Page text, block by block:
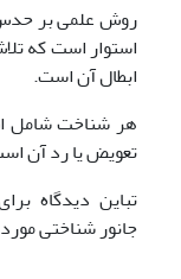
روش علمی بر حدس
استوار است که
ابطال آن است.
هر شناخت شامل
تعویض یا رد آن
تباین دیدگاه
جانور شناختی